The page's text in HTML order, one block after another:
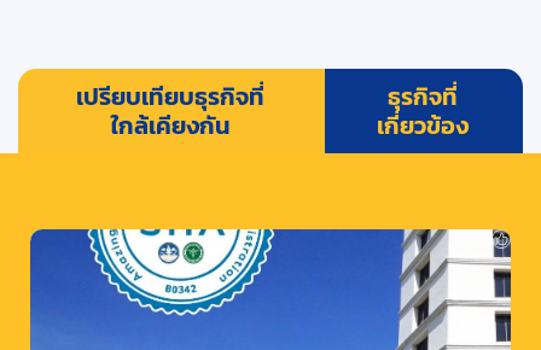
เปรียบเทียบธุรกิจที่
ใกล้เคียงกัน
ธุรกิจที่
เกี่ยวข้อง